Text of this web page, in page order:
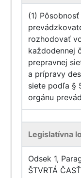
(1)
rozhodovať
každodennej
prepravnej
a prípravy
siete podľa §
orgánu
Legislatívna
Odsek 1,
ŠTVRTÁ